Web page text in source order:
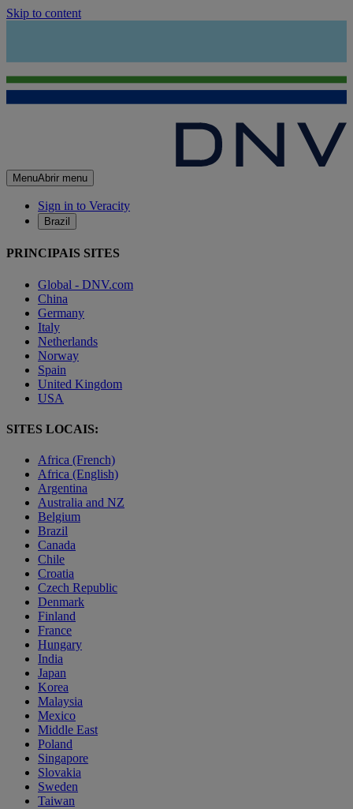
Skip to content
MenuAbrir menu
Sign in to Veracity
Brazil
PRINCIPAIS SITES
Global - DNV.com
China
Germany
Italy
Netherlands
Norway
Spain
United Kingdom
USA
SITES LOCAIS:
Africa (French)
Africa (English)
Argentina
Australia and NZ
Belgium
Brazil
Canada
Chile
Croatia
Czech Republic
Denmark
Finland
France
Hungary
India
Japan
Korea
Malaysia
Mexico
Middle East
Poland
Singapore
Slovakia
Sweden
Taiwan